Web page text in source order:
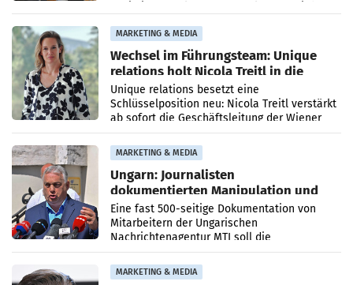
MARKETING & MEDIA
Wechsel im Führungsteam: Unique
relations holt Nicola Treitl in die
Geschäftsleitung
Unique relations besetzt eine
Schlüsselposition neu: Nicola Treitl verstärkt
ab sofort die Geschäftsleitung der Wiener
PR-Agentur an der Seite von Josef Kalina und
Anna Kalina-Mahr.
MARKETING & MEDIA
Ungarn: Journalisten
dokumentierten Manipulation und
Zensur
Eine fast 500-seitige Dokumentation von
Mitarbeitern der Ungarischen
Nachrichtenagentur MTI soll die
systematische Nachrichten-Manipulation und
Zensur bei der Agentur während der Zeit
MARKETING & MEDIA